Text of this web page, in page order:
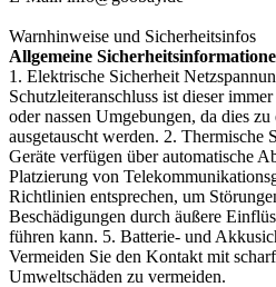
Warnhinweise und Sicherheitsinfos
Allgemeine
1. Elektrische Sicherheit
Schutzleiteranschluss ist dieser
oder nassen Umgebungen, da dies
ausgetauscht werden. 2.
Geräte verfügen über automatische
Platzierung von
Richtlinien entsprechen, um
Beschädigungen durch äußere
führen kann. 5. Batterie- und
Vermeiden Sie den Kontakt mit
Umweltschäden zu vermeiden.